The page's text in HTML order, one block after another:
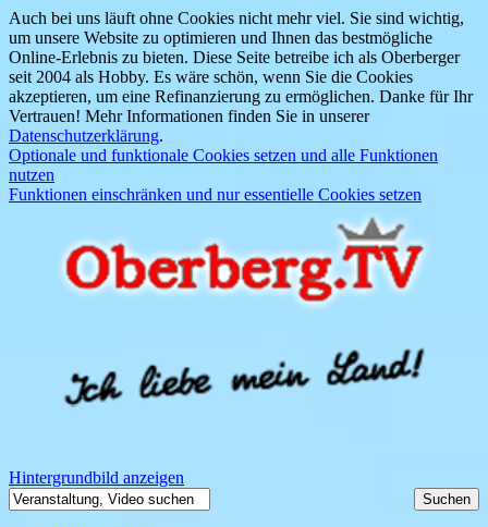
Auch bei uns läuft ohne Cookies nicht mehr viel. Sie sind wichtig,
um unsere Website zu optimieren und Ihnen das bestmögliche
Online-Erlebnis zu bieten. Diese Seite betreibe ich als Oberberger
seit 2004 als Hobby. Es wäre schön, wenn Sie die Cookies
akzeptieren, um eine Refinanzierung zu ermöglichen. Danke für Ihr
Vertrauen! Mehr Informationen finden Sie in unserer
Datenschutzerklärung.
Optionale und funktionale Cookies setzen und alle Funktionen
nutzen
Funktionen einschränken und nur essentielle Cookies setzen
Hintergrundbild anzeigen